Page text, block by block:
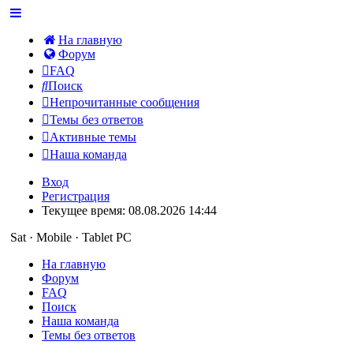
На главную
Форум
FAQ
Поиск
Непрочитанные сообщения
Темы без ответов
Активные темы
Наша команда
Вход
Регистрация
Текущее время: 08.08.2026 14:44
Sat · Mobile · Tablet PC
На главную
Форум
FAQ
Поиск
Наша команда
Темы без ответов